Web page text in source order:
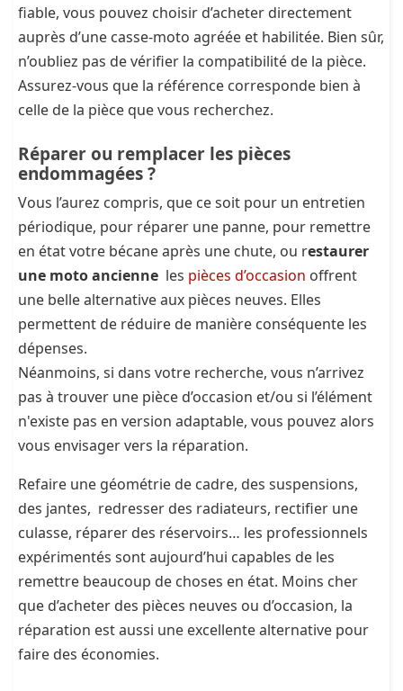
fiable, vous pouvez choisir d’acheter directement
auprès d’une casse-moto agréée et habilitée. Bien sûr,
n’oubliez pas de vérifier la compatibilité de la pièce.
Assurez-vous que la référence corresponde bien à
celle de la pièce que vous recherchez.
Réparer ou remplacer les pièces
endommagées ?
Vous l’aurez compris, que ce soit pour un entretien
périodique, pour réparer une panne, pour remettre
en état votre bécane après une chute, ou restaurer
une moto ancienne les pièces d’occasion offrent
une belle alternative aux pièces neuves. Elles
permettent de réduire de manière conséquente les
dépenses.
Néanmoins, si dans votre recherche, vous n’arrivez
pas à trouver une pièce d’occasion et/ou si l’élément
n'existe pas en version adaptable, vous pouvez alors
vous envisager vers la réparation.
Refaire une géométrie de cadre, des suspensions,
des jantes, redresser des radiateurs, rectifier une
culasse, réparer des réservoirs… les professionnels
expérimentés sont aujourd’hui capables de les
remettre beaucoup de choses en état. Moins cher
que d’acheter des pièces neuves ou d’occasion, la
réparation est aussi une excellente alternative pour
faire des économies.